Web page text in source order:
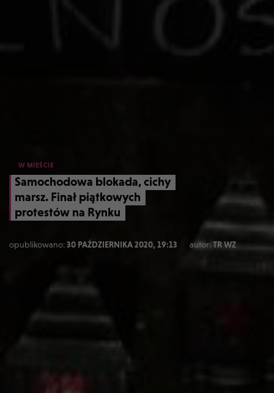
W MIEŚCIE
Samochodowa blokada, cichy
marsz. Finał piątkowych
protestów na Rynku
opublikowano:30 PAŹDZIERNIKA 2020, 19:13 autor:TR WZ